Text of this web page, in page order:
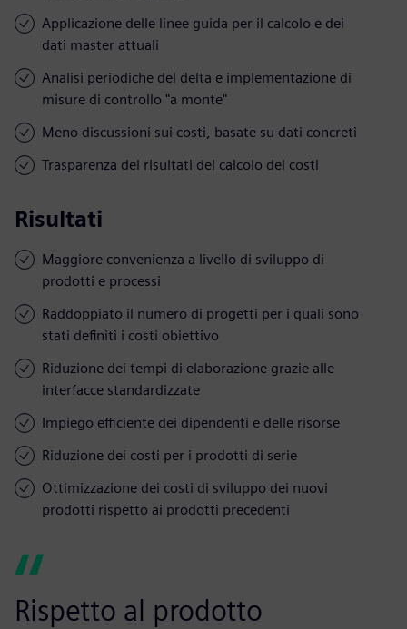
Applicazione delle linee guida per il calcolo e dei
dati master attuali
Analisi periodiche del delta e implementazione di
misure di controllo "a monte"
Meno discussioni sui costi, basate su dati concreti
Trasparenza dei risultati del calcolo dei costi
Risultati
Maggiore convenienza a livello di sviluppo di
prodotti e processi
Raddoppiato il numero di progetti per i quali sono
stati definiti i costi obiettivo
Riduzione dei tempi di elaborazione grazie alle
interfacce standardizzate
Impiego efficiente dei dipendenti e delle risorse
Riduzione dei costi per i prodotti di serie
Ottimizzazione dei costi di sviluppo dei nuovi
prodotti rispetto ai prodotti precedenti
Rispetto al prodotto